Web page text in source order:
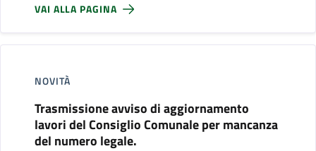
VAI ALLA PAGINA
NOVITÀ
Trasmissione avviso di aggiornamento
lavori del Consiglio Comunale per mancanza
del numero legale.